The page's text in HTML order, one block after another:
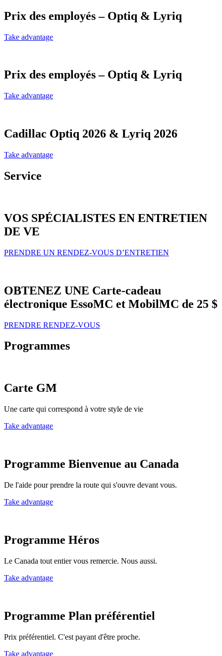
Prix des employés – Optiq & Lyriq
Take advantage
Prix des employés – Optiq & Lyriq
Take advantage
Cadillac Optiq 2026 & Lyriq 2026
Take advantage
Service
VOS SPÉCIALISTES EN ENTRETIEN
DE VE
PRENDRE UN RENDEZ-VOUS D’ENTRETIEN
OBTENEZ UNE Carte-cadeau
électronique EssoMC et MobilMC de 25 $
PRENDRE RENDEZ-VOUS
Programmes
Carte GM
Une carte qui correspond à votre style de vie
Take advantage
Programme Bienvenue au Canada
De l'aide pour prendre la route qui s'ouvre devant vous.
Take advantage
Programme Héros
Le Canada tout entier vous remercie. Nous aussi.
Take advantage
Programme Plan préférentiel
Prix préférentiel. C'est payant d'être proche.
Take advantage